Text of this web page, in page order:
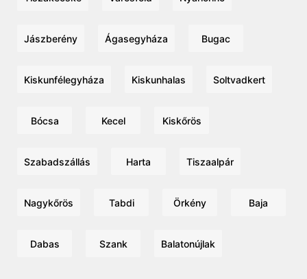
Jászberény Ágasegyháza Bugac
Kiskunfélegyháza Kiskunhalas Soltvadkert
Bócsa Kecel Kiskőrös
Szabadszállás Harta Tiszaalpár
Nagykőrös Tabdi Örkény Baja
Dabas Szank Balatonújlak